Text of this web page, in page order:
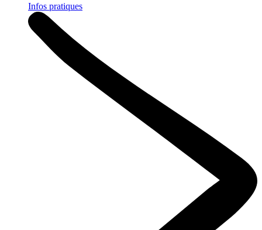
Infos pratiques